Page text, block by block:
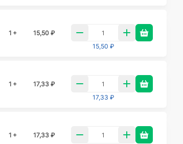
1 +
15,50 ₽
15,50 ₽
1 +
17,33 ₽
17,33 ₽
1 +
17,33 ₽